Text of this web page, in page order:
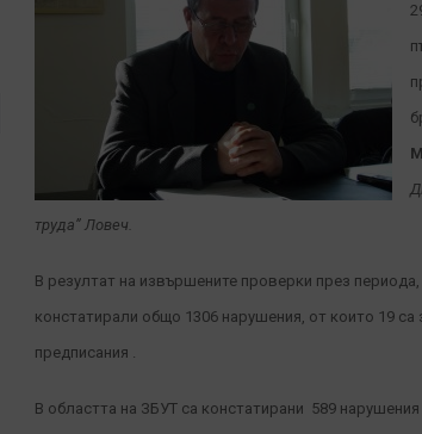
M
труда” Ловеч.
В резултат на извършените проверки през
констатирали общо 1306 нарушения, от които 19 са
предписания .
В областта на ЗБУТ са констатирани 589